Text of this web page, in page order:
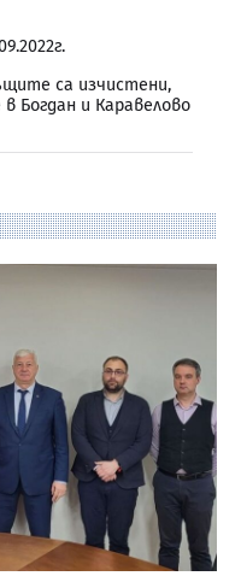
са изчистени,
Богдан и Каравелово